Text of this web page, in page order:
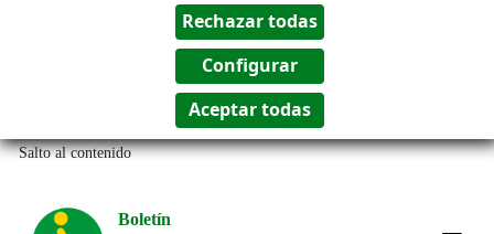
Salto al contenido
Boletín